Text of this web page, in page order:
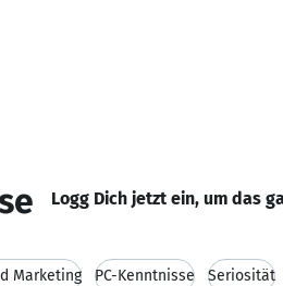
Logg Dich jetzt ein, um das
Marketing PC-Kenntnisse Seriosität